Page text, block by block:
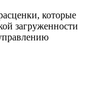
которые
загруженности